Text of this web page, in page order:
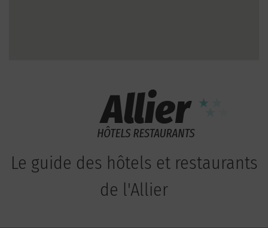
Le guide des hôtels et restaurants
de l'Allier